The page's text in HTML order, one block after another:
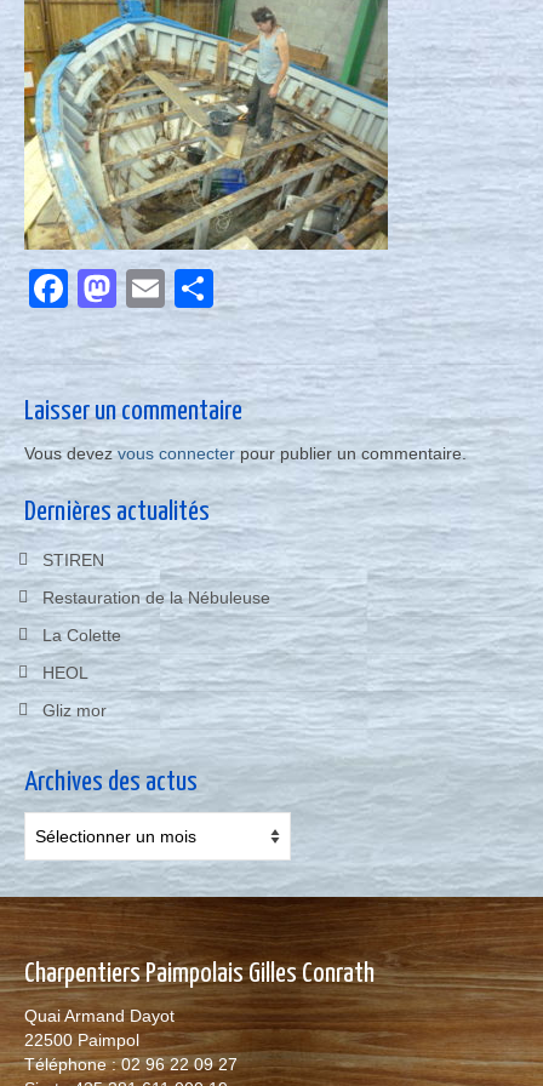
Nous contacter
Actualités
Facebook
Mastodon
EmailPartager
Laisser un commentaire
Vous devezvous connecter pour publier un commentaire.
Dernières actualités
STIREN
Restauration de la Nébuleuse
La Colette
HEOL
Gliz mor
Archives des actus
Archives
des
Charpentiers Paimpolais Gilles Conrath
Quai Armand Dayot
22500 Paimpol
Téléphone : 02 96 22 09 27